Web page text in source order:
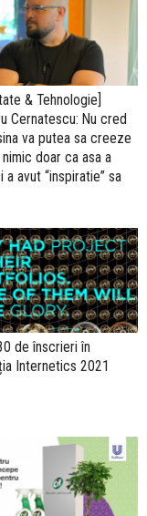
& Tehnologie]
Cernatescu: Nu cred
va putea sa creeze
doar ca asa a
a avut “inspiratie” sa
de înscrieri în
Internetics 2021